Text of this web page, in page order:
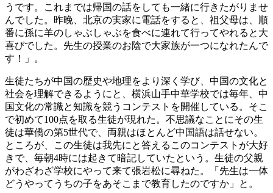
うです。これまでは帰国の話をしても一緒に行きたがりませ
んでした。昨晚、北京の実家に電話をすると、祖父母は、順
番に孫に羊のしゃぶしゃぶを食べに連れて行ってやれると大
喜びでした。先生の授業のお陰で大家族が一つになれたんで
す！」。
生徒たちが中国の歴史や地理をより深く学び、中国の文化と
社会を理解できるようにと、横浜山手中華学校では毎年、中
国文化の常識と知識を競うコンテストを開催している。そこ
で初めて100点を取る生徒が現れた。不思議なことにその生
徒は華僑の第5世代で、両親はほとんど中国語は話せない。
ところが、この生徒は我先にと答えるこのコンテストが大好
きで、毎朝4時には起きて暗記していたという。生徒の父親
がわざわざ学校にやって来て張岩松に尋ねた。「先生は一体
どうやってうちの子をあそこまで教育したのですか」と。